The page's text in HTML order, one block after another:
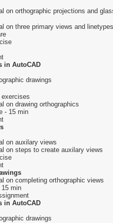
on orthographic projections and
on three primary views and linetypes
in AutoCAD
drawings
exercises
on drawing orthographics
- 15 min
on auxilary views
on steps to create auxilary views
on completing orthographic views
15 min
in AutoCAD
drawings